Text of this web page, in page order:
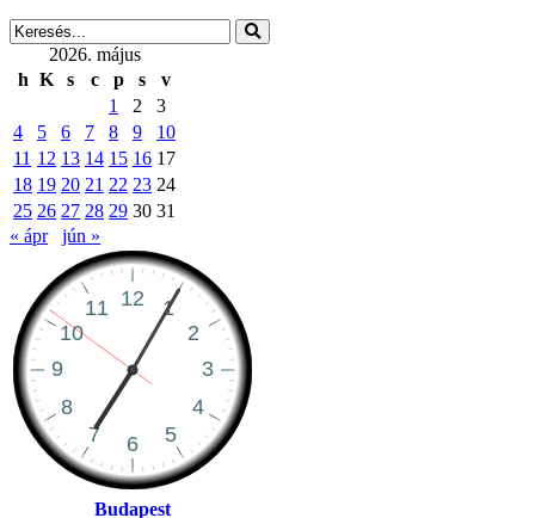
2026. május
h K s c p s
v
1
2
3
4
5 6 7 8 9
10
11 12 13 14 15 16 17
18 19 20 21 22 23 24
25 26 27 28 29 30 31
« ápr
jún »
Budapest